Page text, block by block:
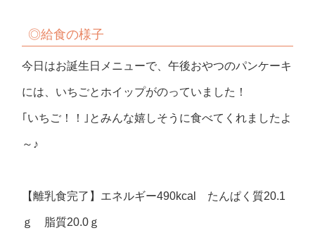
◎給食の様子
今日はお誕生日メニューで、午後おやつのパンケーキ
には、いちごとホイップがのっていました！
｢いちご！！｣とみんな嬉しそうに食べてくれましたよ
～♪
【離乳食完了】エネルギー490kcal たんぱく質20.1
ｇ 脂質20.0ｇ